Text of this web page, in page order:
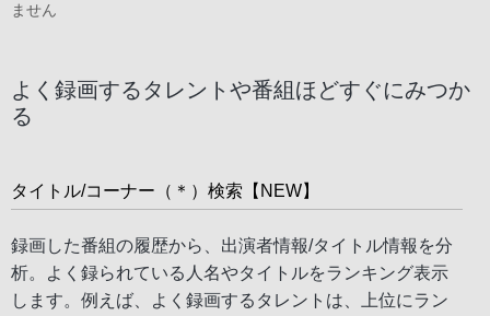
ません
よく録画するタレントや番組ほどすぐにみつか
る
タイトル/コーナー（＊）検索【NEW】
録画した番組の履歴から、出演者情報/タイトル情報を分
析。よく録られている人名やタイトルをランキング表示
します。例えば、よく録画するタレントは、上位にラン